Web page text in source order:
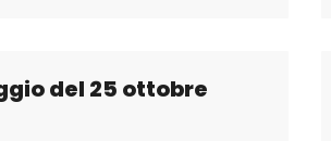
del 25 ottobre